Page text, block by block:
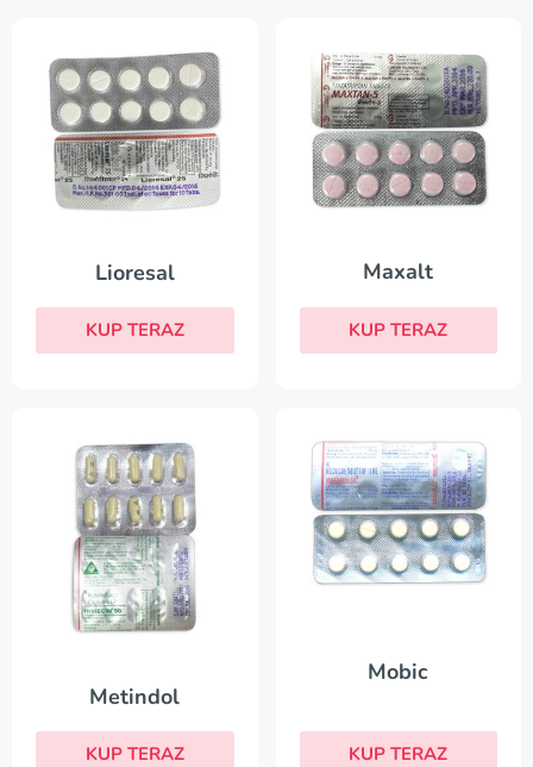
Lioresal
KUP TERAZ
Maxalt
KUP TERAZ
Metindol
KUP TERAZ
Mobic
KUP TERAZ